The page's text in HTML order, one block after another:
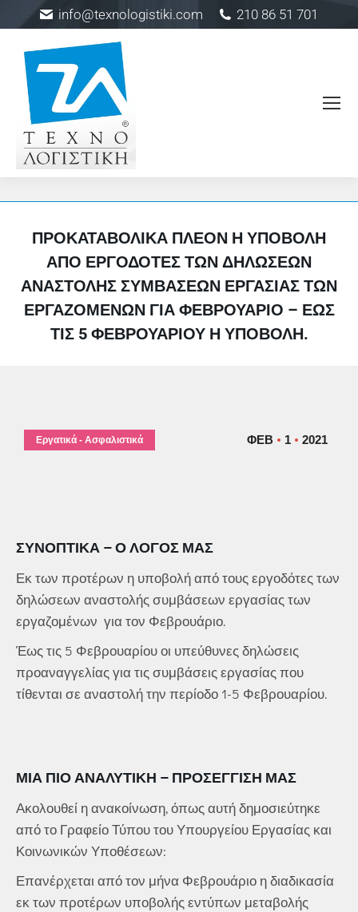
info@texnologistiki.com 210 86 51 701
ΠΡΟΚΑΤΑΒΟΛΙΚΆ ΠΛΈΟΝ Η ΥΠΟΒΟΛΉ
ΑΠΌ ΕΡΓΟΔΌΤΕΣ ΤΩΝ ΔΗΛΏΣΕΩΝ
ΑΝΑΣΤΟΛΉΣ ΣΥΜΒΆΣΕΩΝ ΕΡΓΑΣΊΑΣ ΤΩΝ
ΕΡΓΑΖΟΜΈΝΩΝ ΓΙΑ ΦΕΒΡΟΥΆΡΙΟ – ΈΩΣ
ΤΙΣ 5 ΦΕΒΡΟΥΑΡΊΟΥ Η ΥΠΟΒΟΛΉ.
ΦΕΒ 1 2021
Εργατικά - Ασφαλιστικά
ΣΥΝΟΠΤΙΚΆ – Ο ΛΌΓΟΣ ΜΑΣ
Εκ των προτέρων η υποβολή από τους εργοδότες των
δηλώσεων αναστολής συμβάσεων εργασίας των
εργαζομένων για τον Φεβρουάριο.
Έως τις 5 Φεβρουαρίου οι υπεύθυνες δηλώσεις
προαναγγελίας για τις συμβάσεις εργασίας που
τίθενται σε αναστολή την περίοδο 1-5 Φεβρουαρίου.
ΜΙΑ ΠΙΟ ΑΝΑΛΥΤΙΚΉ – ΠΡΟΣΈΓΓΙΣΗ ΜΑΣ
Ακολουθεί η ανακοίνωση, όπως αυτή δημοσιεύτηκε
από το Γραφείο Τύπου του Υπουργείου Εργασίας και
Κοινωνικών Υποθέσεων:
Επανέρχεται από τον μήνα Φεβρουάριο η διαδικασία
εκ των προτέρων υποβολής εντύπων μεταβολής